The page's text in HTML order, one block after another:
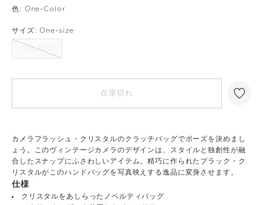
色: One-Color
サイズ: One-size
ONE-SIZE
在庫切れ
カメラフラッシュ・クリスタルのクラッチバッグでポーズを決めまし
ょう。このヴィンテージカメラのデザインは、スタイルと独創性が融
合したスナップにふさわしいアイテム。精巧に作られたブラック・ク
リスタルがこのハンドバッグを写真映えする逸品に変身させます。
仕様
クリスタルをあしらったノベルティバッグ